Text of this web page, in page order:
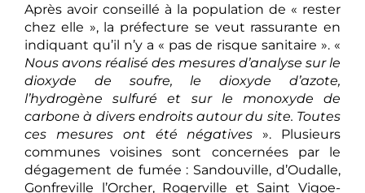
Après avoir conseillé à la population de « rester
chez elle », la préfecture se veut rassurante en
indiquant qu’il n’y a « pas de risque sanitaire ». «
Nous avons réalisé des mesures d’analyse sur le
dioxyde de soufre, le dioxyde d’azote,
l’hydrogène sulfuré et sur le monoxyde de
carbone à divers endroits autour du site. Toutes
ces mesures ont été négatives ». Plusieurs
communes voisines sont concernées par le
dégagement de fumée : Sandouville, d’Oudalle,
Gonfreville l’Orcher, Rogerville et Saint Vigoe-